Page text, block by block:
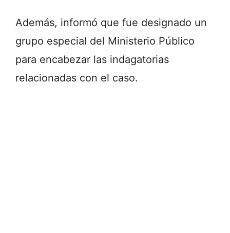
Además, informó que fue designado un
grupo especial del Ministerio Público
para encabezar las indagatorias
relacionadas con el caso.